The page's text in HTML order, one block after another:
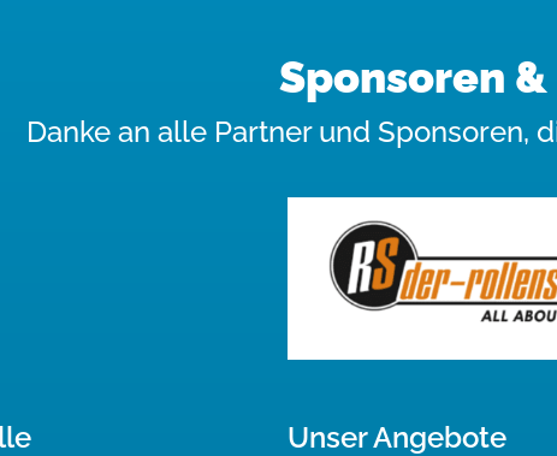
Sponsoren
Danke an alle Partner und Sponsoren,
Unser Angebote